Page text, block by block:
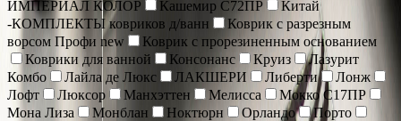
ИМПЕРИАЛ КОЛОР
Кашемир С72ПР
Китай
-КОМПЛЕКТЫ ковриков д/ванн
Коврик c разрезным
ворсом Профи new
Коврик с прорезиненным основанием
Коврики для ванной
Консонанс Круиз
Лазурит
Комбо
Лайла де Люкс ЛАКШЕРИ Либерти
Лонж
Лофт
Люксор Манхэттен Мелисса
Мокко С17ПР
Мона Лиза
Монблан Ноктюрн Орландо
Порто